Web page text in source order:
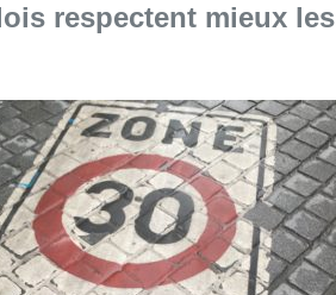
respectent mieux les